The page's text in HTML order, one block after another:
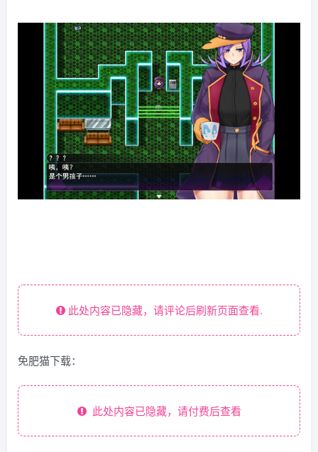
此处内容已隐藏，请评论后刷新页面查看.
免肥猫下载：
此处内容已隐藏，请付费后查看